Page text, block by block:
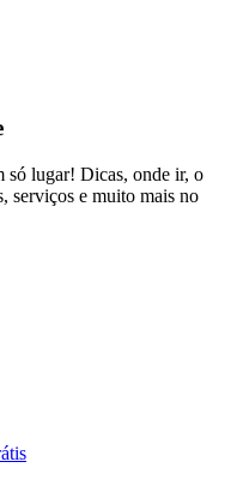
só lugar! Dicas, onde ir, o
serviços e muito mais no